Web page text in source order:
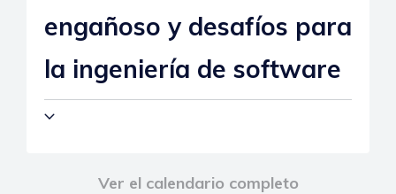
engañoso y desafíos para
la ingeniería de software
Ver el calendario completo